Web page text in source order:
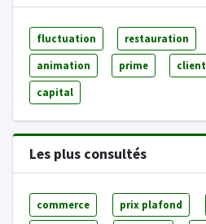
fluctuation restauration
animation prime client
capital
Les plus consultés
commerce prix plafond